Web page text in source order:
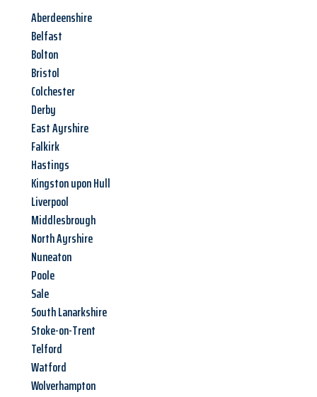
Aberdeenshire
Belfast
Bolton
Bristol
Colchester
Derby
East Ayrshire
Falkirk
Hastings
Kingston upon Hull
Liverpool
Middlesbrough
North Ayrshire
Nuneaton
Poole
Sale
South Lanarkshire
Stoke-on-Trent
Telford
Watford
Wolverhampton